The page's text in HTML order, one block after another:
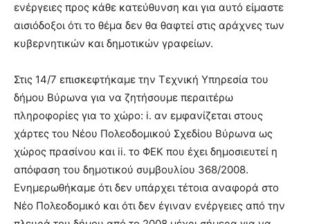
ενέργειες προς κάθε κατεύθυνση και για αυτό είμαστε
αισιόδοξοι ότι το θέμα δεν θα θαφτεί στις αράχνες των
κυβερνητικών και δημοτικών γραφείων.
Στις 14/7 επισκεφτήκαμε την Τεχνική Υπηρεσία του
δήμου Βύρωνα για να ζητήσουμε περαιτέρω
πληροφορίες για το χώρο: i. αν εμφανίζεται στους
χάρτες του Νέου Πολεοδομικού Σχεδίου Βύρωνα ως
χώρος πρασίνου και ii. το ΦΕΚ που έχει δημοσιευτεί η
απόφαση του δημοτικού συμβουλίου 368/2008.
Ενημερωθήκαμε ότι δεν υπάρχει τέτοια αναφορά στο
Νέο Πολεοδομικό και ότι δεν έγιναν ενέργειες από την